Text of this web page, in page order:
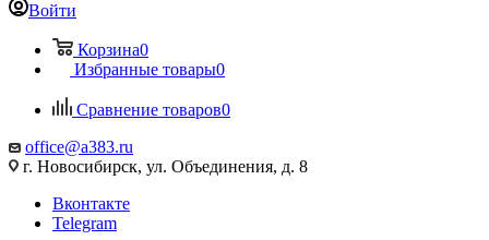
Войти
Корзина0
Избранные товары0
Сравнение товаров0
office@a383.ru
г. Новосибирск, ул. Объединения, д. 8
Вконтакте
Telegram